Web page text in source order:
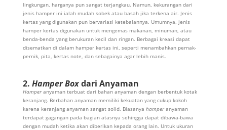
lingkungan, harganya pun sangat terjangkau. Namun, kekurangan dari
jenis hamper ini ialah mudah sobek atau basah jika terkena air. Jenis
kertas yang digunakan pun bervariasi ketebalannya. Umumnya, jenis
hamper kertas digunakan untuk mengemas makanan, minuman, atau
benda-benda yang berukuran kecil dan ringan. Berbagai kreasi dapat
disematkan di dalam hamper kertas ini, seperti menambahkan pernak-
pernik, pita, kertas note, dan sebagainya agar lebih manis.
2. Hamper Boxdari Anyaman
Hamperanyaman terbuat dari bahan anyaman dengan berbentuk kotak
keranjang. Berbahan anyaman memiliki kekuatan yang cukup kokoh
karena keranjang anyaman sangat solid. Biasanya hamperanyaman
terdapat gagangan pada bagian atasnya sehingga dapat dibawa-bawa
dengan mudah ketika akan diberikan kepada orang lain. Untuk ukuran